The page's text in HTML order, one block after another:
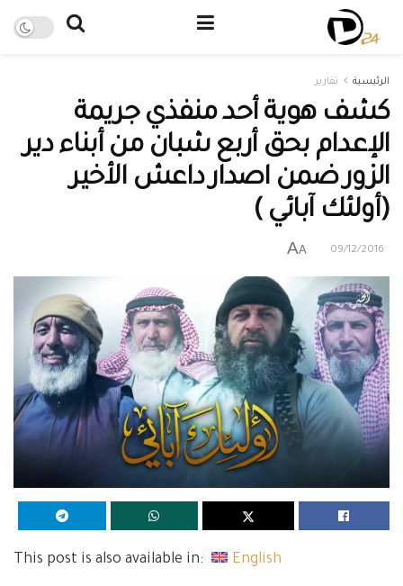
الرئيسية تقارير
كشف هوية أحد منفذي جريمة
الإعدام بحق أربع شبان من أبناء دير
الزور ضمن اصدار داعش الأخير
(أولئك آبائي )
09/12/2016
A
A
This post is also available in: English